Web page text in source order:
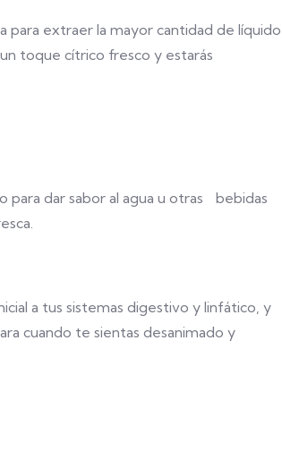
para extraer la mayor cantidad de líquido
toque cítrico fresco y estarás
para dar sabor al agua u otras bebidas
a tus sistemas digestivo y linfático, y
cuando te sientas desanimado y